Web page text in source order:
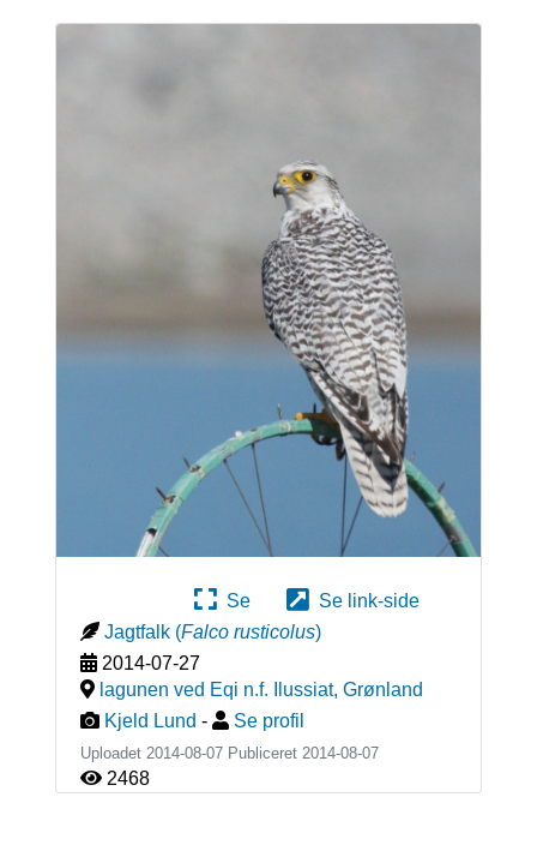
Se
Se link-side
Jagtfalk (Falco rusticolus)
2014-07-27
lagunen ved Eqi n.f. Ilussiat, Grønland
Kjeld Lund - Se profil
Uploadet 2014-08-07 Publiceret 2014-08-07
2468